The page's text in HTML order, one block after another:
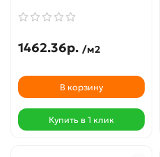
1462.36р. /м2
В корзину
Купить в 1 клик